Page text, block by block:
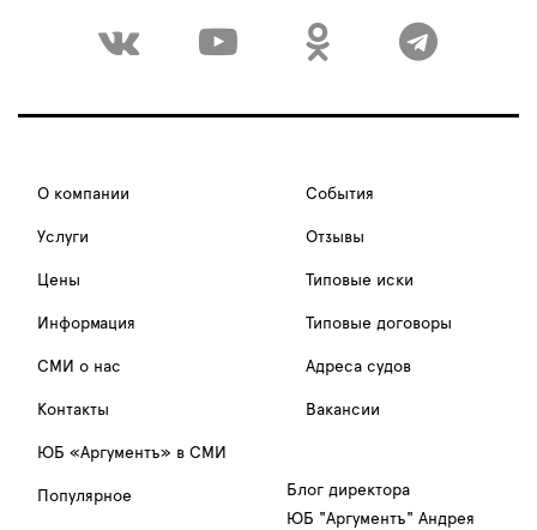
О компании
Услуги
Цены
Информация
СМИ о нас
Контакты
События
Отзывы
Типовые иски
Типовые договоры
Адреса судов
Вакансии
ЮБ «Аргументъ» в СМИ
Популярное
Блог директора
ЮБ "Аргументъ" Андрея